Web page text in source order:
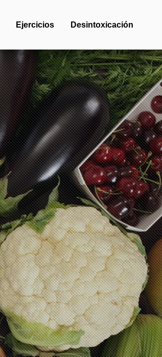
Ejercicios Desintoxicación